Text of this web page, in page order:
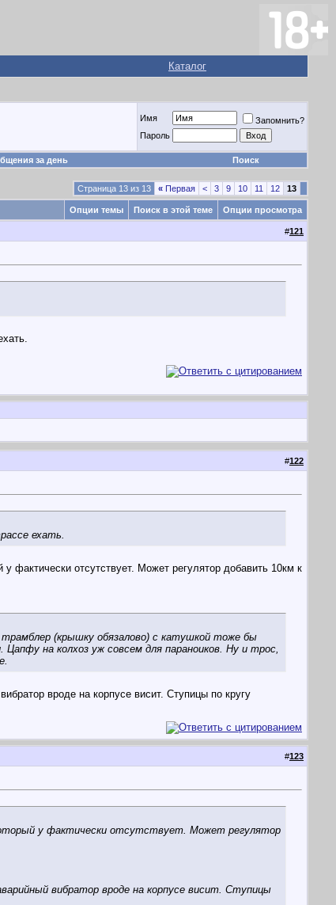
Каталог
Имя
Запомнить?
Пароль
за день Поиск
Страница 13 из 13 « Первая < 3 9 10 11 12 13
Опции темы Поиск в этой теме Опции просмотра
#121
#122
ехать.
фактически отсутствует. Может регулятор добавить 10км к
трамблер (крышку обязалово) с катушкой тоже бы
на колхоз уж совсем для параноиков. Ну и трос,
вроде на корпусе висит. Ступицы по кругу
#123
у фактически отсутствует. Может регулятор
вибратор вроде на корпусе висит. Ступицы